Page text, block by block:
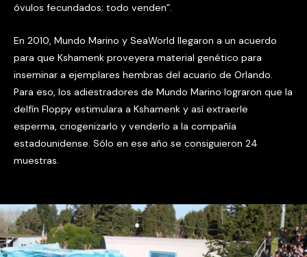
óvulos fecundados; todo venden”.
En 2010, Mundo Marino y SeaWorld llegaron a un acuerdo
para que Kshamenk proveyera material genético para
inseminar a ejemplares hembras del acuario de Orlando.
Para eso, los adiestradores de Mundo Marino lograron que la
delfín Floppy estimulara a Kshamenk y así extraerle
esperma, criogenizarlo y venderlo a la compañía
estadounidense. Sólo en ese año se consiguieron 24
muestras.